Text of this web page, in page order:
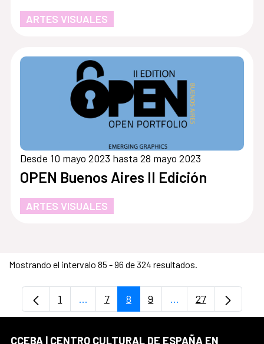
ARTES VISUALES
Desde 10 mayo 2023 hasta 28 mayo 2023
OPEN Buenos Aires II Edición
ARTES VISUALES
Mostrando el intervalo 85 - 96 de 324 resultados.
Página
1 ...Páginas intermedias Use TAB para
Página
7 Página
8 Página
9 ...PáginasPágina
27
CCEBA | CENTRO CULTURAL DE ESPAÑA EN